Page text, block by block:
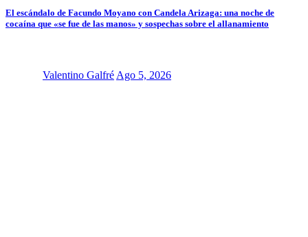
El escándalo de Facundo Moyano con Candela Arizaga: una noche de
cocaína que «se fue de las manos» y sospechas sobre el allanamiento
Valentino GalfréAgo 5, 2026